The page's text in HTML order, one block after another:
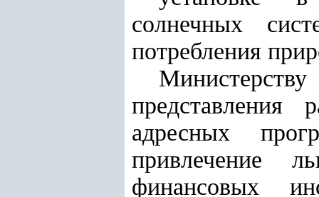
солнечных
потребления
представления
адресных
привлечение
финансовых